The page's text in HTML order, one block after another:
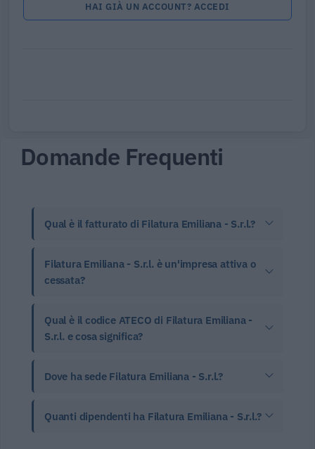
HAI GIÀ UN ACCOUNT? ACCEDI
Domande Frequenti
Qual è il fatturato di Filatura Emiliana - S.r.l.?
Filatura Emiliana - S.r.l. è un'impresa attiva o
cessata?
Qual è il codice ATECO di Filatura Emiliana -
S.r.l. e cosa significa?
Dove ha sede Filatura Emiliana - S.r.l.?
Quanti dipendenti ha Filatura Emiliana - S.r.l.?